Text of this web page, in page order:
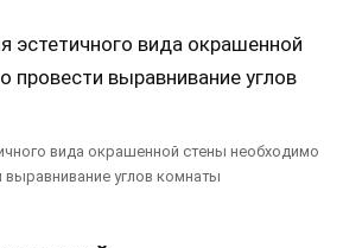
вида окрашенной стены необходимо
выравнивание углов комнаты